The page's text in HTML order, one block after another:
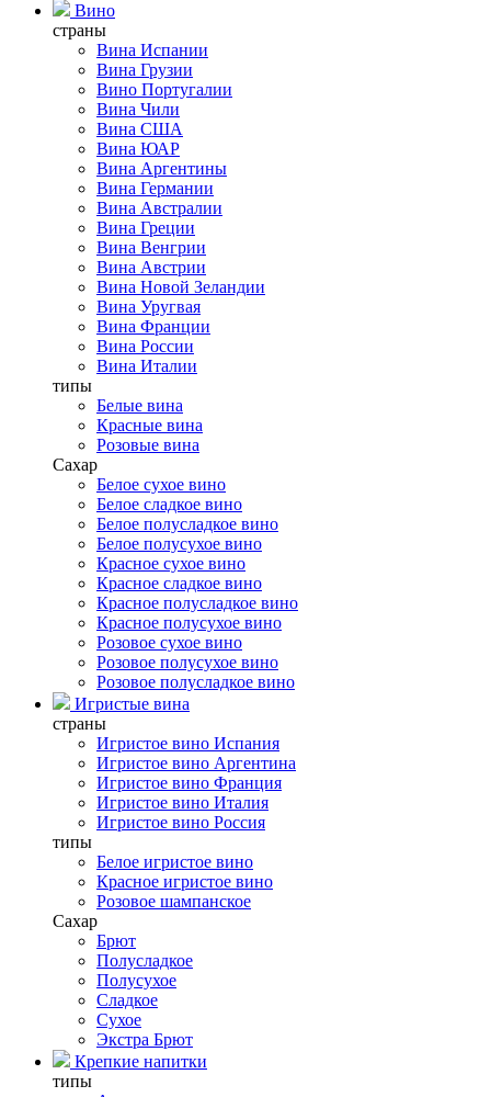
Вино
страны
Вина Испании
Вина Грузии
Вино Португалии
Вина Чили
Вина США
Вина ЮАР
Вина Аргентины
Вина Германии
Вина Австралии
Вина Греции
Вина Венгрии
Вина Австрии
Вина Новой Зеландии
Вина Уругвая
Вина Франции
Вина России
Вина Италии
типы
Белые вина
Красные вина
Розовые вина
Сахар
Белое сухое вино
Белое сладкое вино
Белое полусладкое вино
Белое полусухое вино
Красное сухое вино
Красное сладкое вино
Красное полусладкое вино
Красное полусухое вино
Розовое сухое вино
Розовое полусухое вино
Розовое полусладкое вино
Игристые вина
страны
Игристое вино Испания
Игристое вино Аргентина
Игристое вино Франция
Игристое вино Италия
Игристое вино Россия
типы
Белое игристое вино
Красное игристое вино
Розовое шампанское
Сахар
Брют
Полусладкое
Полусухое
Сладкое
Сухое
Экстра Брют
Крепкие напитки
типы